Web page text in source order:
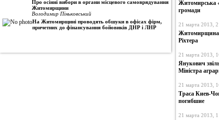
Про осінні вибори в органи місцевого самоврядування
Житомирщини
Володимир Піньковський
На Житомирщині проводять обшуки в офісах фірм,
причетних до фінансування бойовиків ДНР і ЛНР
Житомирська
громади
21 марта 2013,
Житомирщина
Ріхтера
21 марта 2013,
Янукович
Міністра
21 марта 2013,
Траса Киев-
погибшие
21 марта 2013,